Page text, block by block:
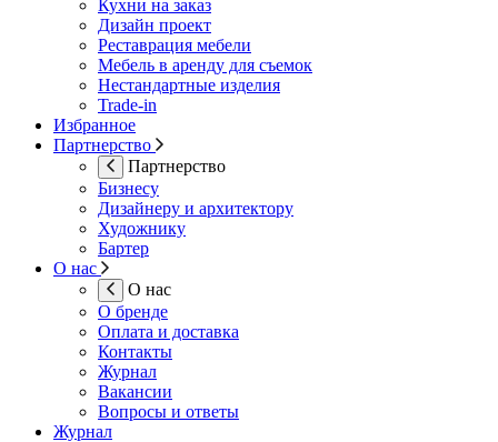
Кухни на заказ
Дизайн проект
Реставрация мебели
Мебель в аренду для съемок
Нестандартные изделия
Trade-in
Избранное
Партнерство
Партнерство
Бизнесу
Дизайнеру и архитектору
Художнику
Бартер
О нас
О нас
О бренде
Оплата и доставка
Контакты
Журнал
Вакансии
Вопросы и ответы
Журнал